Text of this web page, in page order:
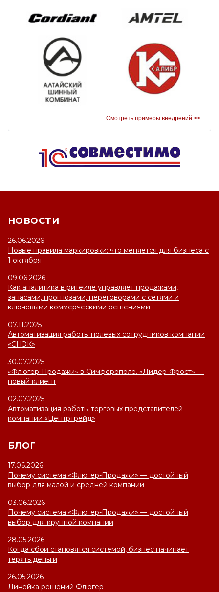
Смотреть примеры внедрений >>
НОВОСТИ
26.06.2026
Новые правила маркировки: что меняется для бизнеса с
1 октября
09.06.2026
Как аналитика в ритейле управляет продажами,
запасами, прогнозами, переговорами с сетями и
ключевыми коммерческими решениями
07.11.2025
Автоматизация работы полевых сотрудников компании
«СНЭК»
30.07.2025
«Флюгер-Продажи» в Симферополе. «Лидер-Фрост» —
новый клиент
02.07.2025
Автоматизация работы торговых представителей
компании «Центртрейд»
БЛОГ
17.06.2026
Почему система «Флюгер-Продажи» — достойный
выбор для малой и средней компании
03.06.2026
Почему система «Флюгер-Продажи» — достойный
выбор для крупной компании
28.05.2026
Когда сбои становятся системой, бизнес начинает
терять деньги
26.05.2026
Линейка решений Флюгер